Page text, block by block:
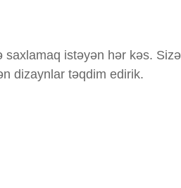
saxlamaq istəyən hər kəs. Sizə
dizaynlar təqdim edirik.